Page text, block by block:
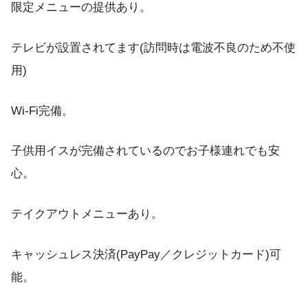
限定メニューの提供あり。
テレビが設置されてます(訪問時は電波不良のため不使
用)
Wi-Fi完備。
子供用イスが完備されているのでお子様連れでも安
心。
テイクアウトメニューあり。
キャッシュレス決済(PayPay／クレジットカード)可
能。